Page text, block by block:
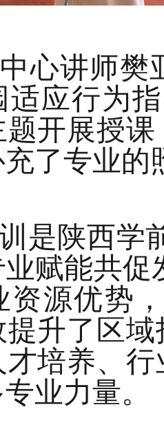
中心讲师
适应行为
题开展授
了专业的
是陕西学
赋能共促
资源优势
提升了区
培养、
业力量。